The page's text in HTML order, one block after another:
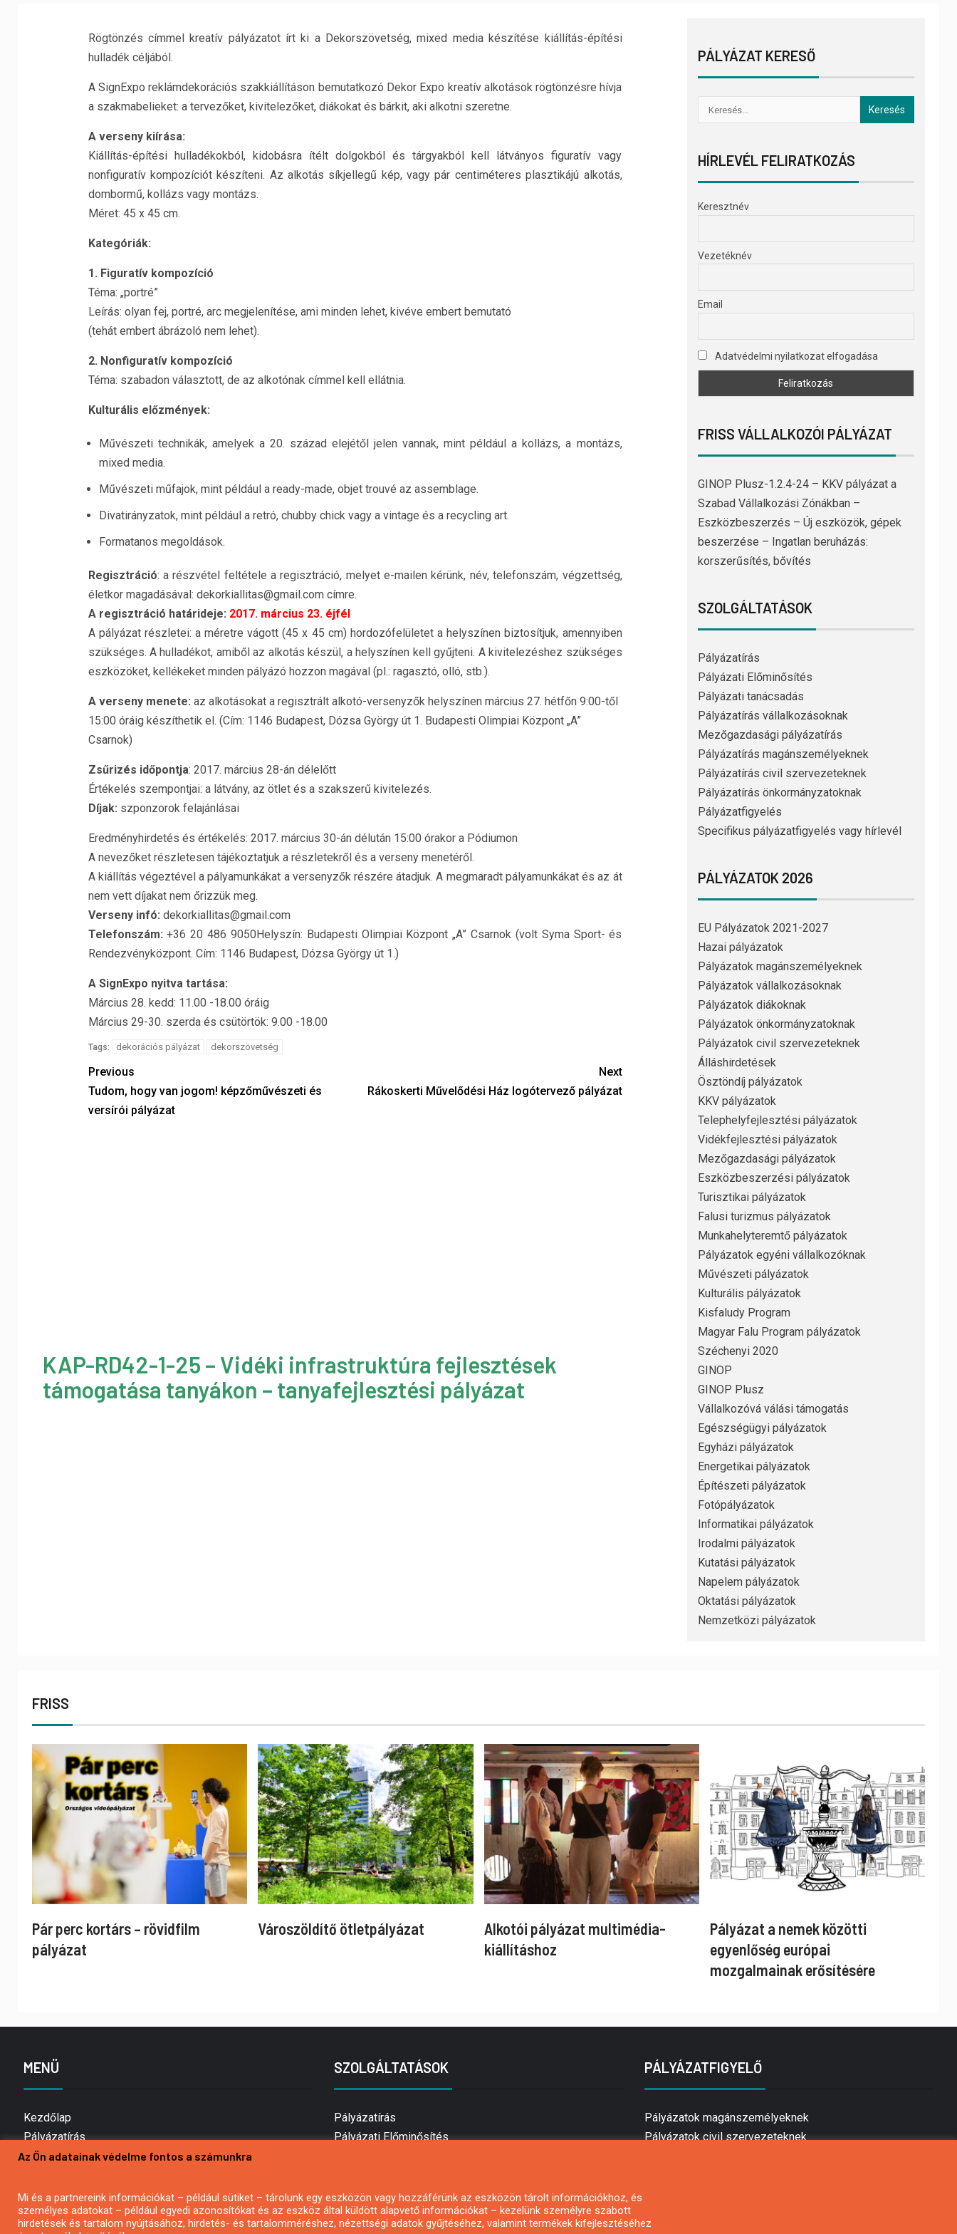
Rögtönzés címmel kreatív pályázatot írt ki a Dekorszövetség, mixed media készítése kiállítás-építési
hulladék céljából.
A SignExpo reklámdekorációs szakkiállításon bemutatkozó Dekor Expo kreatív alkotások rögtönzésre hívja
a szakmabelieket: a tervezőket, kivitelezőket, diákokat és bárkit, aki alkotni szeretne.
A verseny kiírása:
Kiállítás-építési hulladékokból, kidobásra ítélt dolgokból és tárgyakból kell látványos figuratív vagy
nonfiguratív kompozíciót készíteni. Az alkotás síkjellegű kép, vagy pár centiméteres plasztikájú alkotás,
dombormű, kollázs vagy montázs.
Méret: 45 x 45 cm.
Kategóriák:
1. Figuratív kompozíció
Téma: „portré”
Leírás: olyan fej, portré, arc megjelenítése, ami minden lehet, kivéve embert bemutató
(tehát embert ábrázoló nem lehet).
2. Nonfiguratív kompozíció
Téma: szabadon választott, de az alkotónak címmel kell ellátnia.
Kulturális előzmények:
Művészeti technikák, amelyek a 20. század elejétől jelen vannak, mint például a kollázs, a montázs,
mixed media.
Művészeti műfajok, mint például a ready-made, objet trouvé az assemblage.
Divatirányzatok, mint például a retró, chubby chick vagy a vintage és a recycling art.
Formatanos megoldások.
Regisztráció: a részvétel feltétele a regisztráció, melyet e-mailen kérünk, név, telefonszám, végzettség,
életkor magadásával: dekorkiallitas@gmail.com címre.
A regisztráció határideje: 2017. március 23. éjfél
A pályázat részletei: a méretre vágott (45 x 45 cm) hordozófelületet a helyszínen biztosítjuk, amennyiben
szükséges. A hulladékot, amiből az alkotás készül, a helyszínen kell gyűjteni. A kivitelezéshez szükséges
eszközöket, kellékeket minden pályázó hozzon magával (pl.: ragasztó, olló, stb.).
A verseny menete: az alkotásokat a regisztrált alkotó-versenyzők helyszínen március 27. hétfőn 9:00-től
15:00 óráig készíthetik el. (Cím: 1146 Budapest, Dózsa György út 1. Budapesti Olimpiai Központ „A”
Csarnok)
Zsűrizés időpontja: 2017. március 28-án délelőtt
Értékelés szempontjai: a látvány, az ötlet és a szakszerű kivitelezés.
Díjak: szponzorok felajánlásai
Eredményhirdetés és értékelés: 2017. március 30-án délután 15:00 órakor a Pódiumon
A nevezőket részletesen tájékoztatjuk a részletekről és a verseny menetéről.
A kiállítás végeztével a pályamunkákat a versenyzők részére átadjuk. A megmaradt pályamunkákat és az át
nem vett díjakat nem őrizzük meg.
Verseny infó: dekorkiallitas@gmail.com
Telefonszám: +36 20 486 9050Helyszín: Budapesti Olimpiai Központ „A” Csarnok (volt Syma Sport- és
Rendezvényközpont. Cím: 1146 Budapest, Dózsa György út 1.)
A SignExpo nyitva tartása:
Március 28. kedd: 11.00 -18.00 óráig
Március 29-30. szerda és csütörtök: 9.00 -18.00
Tags: dekorációs pályázat dekorszövetség
Previous
Tudom, hogy van jogom! képzőművészeti és
versírói pályázat
Next
Rákoskerti Művelődési Ház logótervező pályázat
KAP-RD42-1-25 – Vidéki infrastruktúra fejlesztések
támogatása tanyákon – tanyafejlesztési pályázat
PÁLYÁZAT KERESŐ
HÍRLEVÉL FELIRATKOZÁS
Keresztnév
Vezetéknév
Email
Adatvédelmi nyilatkozat elfogadása
FRISS VÁLLALKOZÓI PÁLYÁZAT
GINOP Plusz-1.2.4-24 – KKV pályázat a
Szabad Vállalkozási Zónákban –
Eszközbeszerzés – Új eszközök, gépek
beszerzése – Ingatlan beruházás:
korszerűsítés, bővítés
SZOLGÁLTATÁSOK
Pályázatírás
Pályázati Előminősítés
Pályázati tanácsadás
Pályázatírás vállalkozásoknak
Mezőgazdasági pályázatírás
Pályázatírás magánszemélyeknek
Pályázatírás civil szervezeteknek
Pályázatírás önkormányzatoknak
Pályázatfigyelés
Specifikus pályázatfigyelés vagy hírlevél
PÁLYÁZATOK 2026
EU Pályázatok 2021-2027
Hazai pályázatok
Pályázatok magánszemélyeknek
Pályázatok vállalkozásoknak
Pályázatok diákoknak
Pályázatok önkormányzatoknak
Pályázatok civil szervezeteknek
Álláshirdetések
Ösztöndíj pályázatok
KKV pályázatok
Telephelyfejlesztési pályázatok
Vidékfejlesztési pályázatok
Mezőgazdasági pályázatok
Eszközbeszerzési pályázatok
Turisztikai pályázatok
Falusi turizmus pályázatok
Munkahelyteremtő pályázatok
Pályázatok egyéni vállalkozóknak
Művészeti pályázatok
Kulturális pályázatok
Kisfaludy Program
Magyar Falu Program pályázatok
Széchenyi 2020
GINOP
GINOP Plusz
Vállalkozóvá válási támogatás
Egészségügyi pályázatok
Egyházi pályázatok
Energetikai pályázatok
Építészeti pályázatok
Fotópályázatok
Informatikai pályázatok
Irodalmi pályázatok
Kutatási pályázatok
Napelem pályázatok
Oktatási pályázatok
Nemzetközi pályázatok
FRISS
Pár perc kortárs – rövidfilm
pályázat
Városzöldítő ötletpályázat
Alkotói pályázat multimédia-
kiállításhoz
Pályázat a nemek közötti
egyenlőség európai
mozgalmainak erősítésére
MENÜ
Kezdőlap
Pályázatírás
Bemutatkozás
Hírlevél feliratkozás
Impresszum
SZOLGÁLTATÁSOK
Pályázatírás
Pályázati Előminősítés
Mezőgazdasági pályázatírás
Pályázatírás magánszemélyeknek
PÁLYÁZATFIGYELŐ
Pályázatok magánszemélyeknek
Pályázatok civil szervezeteknek
Az Ön adatainak védelme fontos a számunkra
Mi és a partnereink információkat – például sütiket – tárolunk egy eszközön vagy hozzáférünk az eszközön tárolt információkhoz, és
személyes adatokat – például egyedi azonosítókat és az eszköz által küldött alapvető információkat – kezelünk személyre szabott
hirdetések és tartalom nyújtásához, hirdetés- és tartalomméréshez, nézettségi adatok gyűjtéséhez, valamint termékek kifejlesztéséhez